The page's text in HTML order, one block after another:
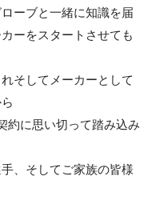
ーブと一緒に知識を届
ーをスタートさせても
そしてメーカーとして
約に思い切って踏み込み
、そしてご家族の皆様